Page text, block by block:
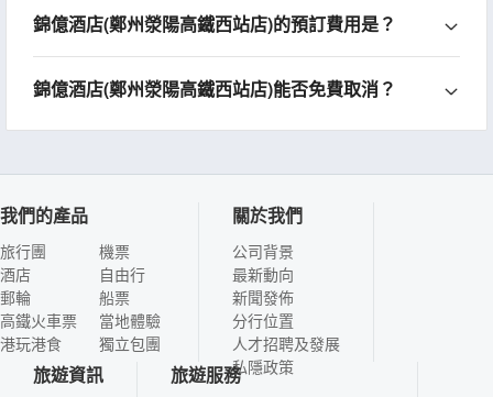
錦億酒店(鄭州滎陽高鐵西站店)的預訂費用是？
錦億酒店(鄭州滎陽高鐵西站店)能否免費取消？
我們的產品
旅行團
酒店
郵輪
高鐵火車票
港玩港食
機票
自由行
船票
當地體驗
獨立包團
關於我們
公司背景
最新動向
新聞發佈
分行位置
人才招聘及發展
私隱政策
旅遊資訊 旅遊服務